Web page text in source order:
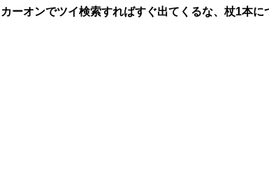
カーオンでツイ検索すればすぐ出てくるな、杖1本